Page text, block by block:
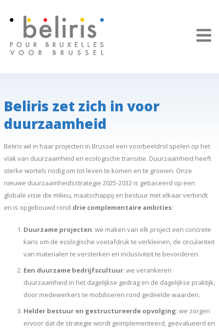
Beliris zet zich in voor
duurzaamheid
Beliris wil in haar projecten in Brussel een voorbeeldrol spelen op het
vlak van duurzaamheid en ecologische transitie. Duurzaamheid heeft
sterke wortels nodig om tot leven te komen en te groeien. Onze
nieuwe duurzaamheidsstrategie 2025-2032 is gebaseerd op een
globale visie die milieu, maatschappij en bestuur met elkaar verbindt
en is opgebouwd rond drie complementaire ambities:
Duurzame projecten: we maken van elk project een concrete
kans om de ecologische voetafdruk te verkleinen, de circulariteit
van materialen te versterken en inclusiviteit te bevorderen.
Een duurzame bedrijfscultuur: we verankeren
duurzaamheid in het dagelijkse gedrag en de dagelijkse praktijk,
door medewerkers te mobiliseren rond gedeelde waarden.
Helder bestuur en gestructureerde opvolging: we zorgen
ervoor dat de strategie wordt geïmplementeerd, geëvalueerd en